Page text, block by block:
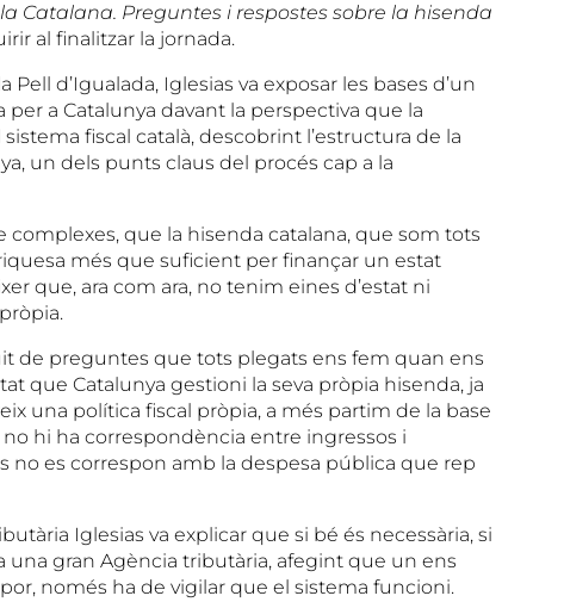
Catalana. Preguntes i respostes sobre la hisenda
al finalitzar la jornada.
d’Igualada, Iglesias va exposar les bases d’un
a Catalunya davant la perspectiva que la
fiscal català, descobrint l’estructura de la
un dels punts claus del procés cap a la
complexes, que la hisenda catalana, que som tots
més que suficient per finançar un estat
que, ara com ara, no tenim eines d’estat ni
de preguntes que tots plegats ens fem quan ens
que Catalunya gestioni la seva pròpia hisenda, ja
una política fiscal pròpia, a més partim de la base
hi ha correspondència entre ingressos i
no es correspon amb la despesa pública que rep
Iglesias va explicar que si bé és necessària, si
una gran Agència tributària, afegint que un ens
només ha de vigilar que el sistema funcioni.